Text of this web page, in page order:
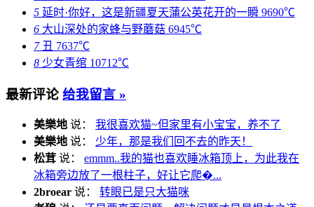
5 延时·你好，这是新疆夏天蒲公英花开的一瞬 9690℃
6 大山深处的家蜂与野蘑菇 6945℃
7丑 7637℃
8 少女青绾 10712℃
最新评论 给我留言 »
美樂地 说： 我很喜欢猫~但家里有小宝宝，养不了
美樂地 说： 少年，那是我们回不去的昨天！
松茸 说： emmm..我的猫也喜欢睡冰箱顶上，为此我在
冰箱旁边放了一根柱子，好让它爬�...
2broear 说： 转眼已是只大猫咪